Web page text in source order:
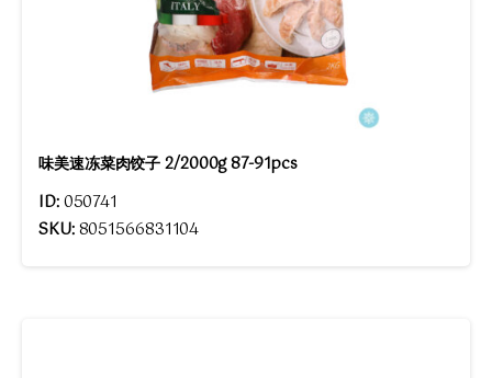
味美速冻菜肉饺子 2/2000g 87-91pcs
ID:050741
SKU:8051566831104